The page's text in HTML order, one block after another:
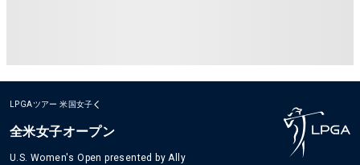
LPGAツアー 米国女子
全米女子オープン
U.S. Women's Open presented by Ally